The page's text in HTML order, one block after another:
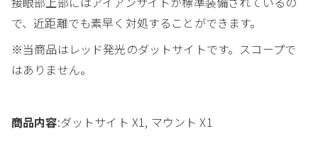
で、近距離でも素早く対処することができます。
※当商品はレッド発光のダットサイトです。スコープで
はありません。
商品内容:ダットサイト X1, マウント X1